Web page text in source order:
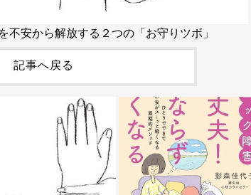
不安から解放する２つの「お守りツボ」
記事へ戻る